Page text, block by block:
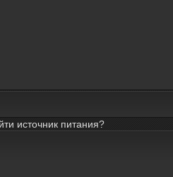
источник питания?